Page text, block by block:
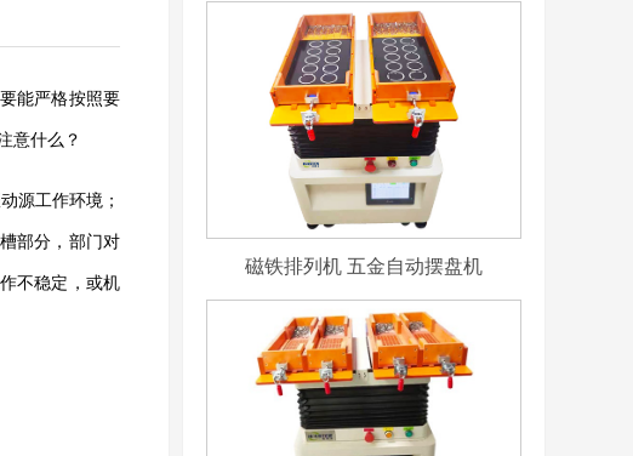
能严格按照要
意什么？
源工作环境；
部分，部门对
不稳定，或机
磁铁排列机 五金自动摆盘机